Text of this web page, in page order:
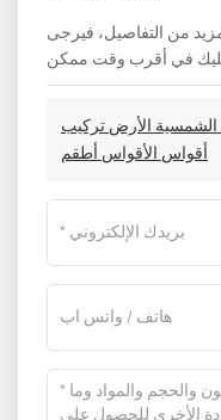
من التفاصيل، فيرجى
الشمسية الأرض تركيب
أقواس الأقواس أطقم